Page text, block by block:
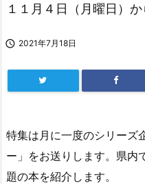
１１月４日（月曜日）
 2021年7月18日
特集は月に一度のシリーズ
ー」をお送りします。県内
題の本を紹介します。